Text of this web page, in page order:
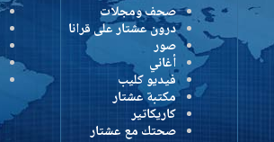
صحف ومجلات
درون عشتار على قرانا
صور
أغاني
فيديو كليب
مكتبة عشتار
كاريكاتير
صحتك مع عشتار